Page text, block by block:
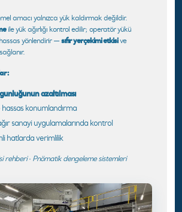
amacı yalnızca yük kaldırmak değildir.
ile yük ağırlığı kontrol edilir; operatör yükü
yönlendirir —sıfır yerçekimi etkisive
azaltılması
hassas konumlandırma
sanayi uygulamalarında kontrol
hatlarda verimlilik
rehberi· Pnömatik dengeleme sistemleri